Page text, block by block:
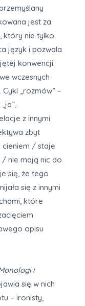
jest za
który nie tylko
język i pozwala
konwencji.
wczesnych
„rozmów” –
z innymi.
zbyt
cieniem / staje
nie mają nic do
się, że tego
się z innymi
które
opisu
i
się w nich
– ironisty,